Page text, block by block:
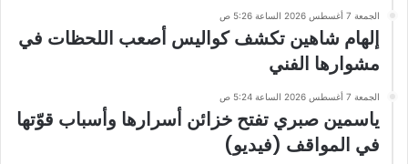
الجمعة 7 أغسطس 2026 الساعة 5:26 ص
إلهام شاهين تكشف كواليس أصعب اللحظات في
مشوارها الفني
الجمعة 7 أغسطس 2026 الساعة 5:24 ص
ياسمين صبري تفتح خزائن أسرارها وأسباب قوّتها
في المواقف (فيديو)